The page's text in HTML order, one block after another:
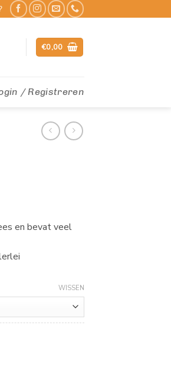
€0,00
/ Registreren
en bevat veel
WISSEN